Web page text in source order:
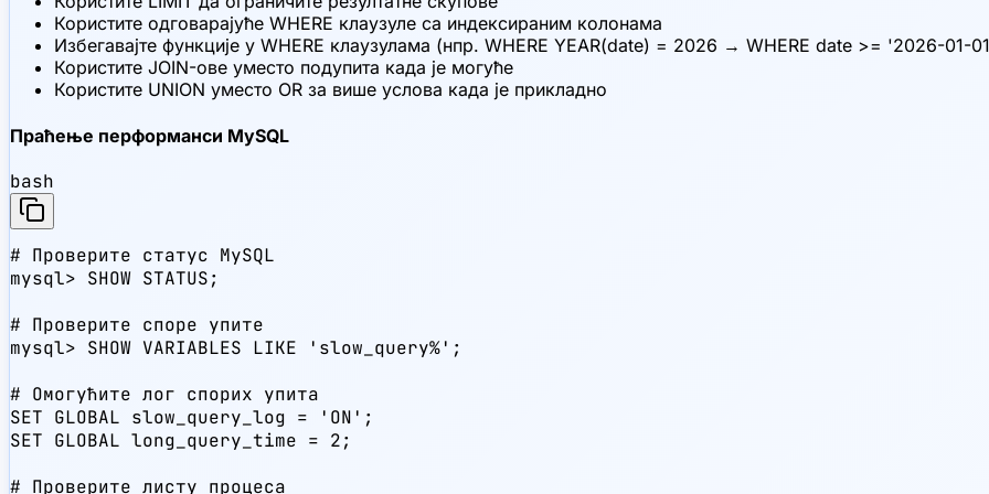
Користите одговарајуће WHERE клаузуле са индексираним колонама
Избегавајте функције у WHERE клаузулама (нпр. WHERE YEAR(date) = 2026 → WHERE date >= '2026-01-
Користите JOIN-ове уместо подупита када је могуће
Користите UNION уместо OR за више услова када је прикладно
Праћење перформанси MySQL
bash
# Проверите статус MySQL
mysql> SHOW STATUS;
# Проверите споре упите
mysql> SHOW VARIABLES LIKE 'slow_query%';
# Омогућите лог спорих упита
SET GLOBAL slow_query_log = 'ON';
SET GLOBAL long_query_time = 2;
# Проверите листу процеса